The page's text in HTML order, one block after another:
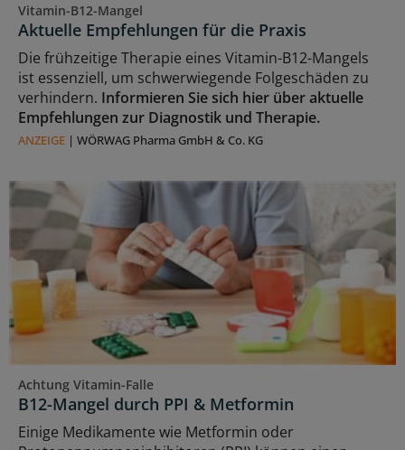
Vitamin-B12-Mangel
Aktuelle Empfehlungen für die Praxis
Die frühzeitige Therapie eines Vitamin-B12-Mangels
ist essenziell, um schwerwiegende Folgeschäden zu
verhindern. Informieren Sie sich hier über aktuelle
Empfehlungen zur Diagnostik und Therapie.
ANZEIGE | WÖRWAG Pharma GmbH & Co. KG
Achtung Vitamin-Falle
B12-Mangel durch PPI & Metformin
Einige Medikamente wie Metformin oder